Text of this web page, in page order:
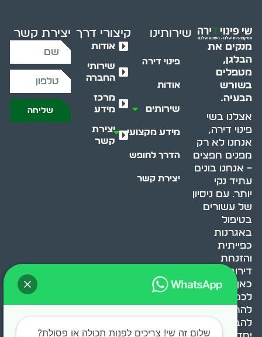
מנקים את
הבלגן,
מטפלים
בשורש
הבעיה.
אצלנו בשי
פינוי דירה,
אנחנו לא רק
מפנים חפצים
– אנחנו בונים
עתיד נקי
יותר. עם ניסיון
של עשורים
בטיפול
באגרנות
כפייתית
והזנחת
דירות, אנחנו
כאן כדי לעזור
לכם
להתמודד,
להבין ולשנות.
שירותינו
פינוי דירה
אודות
שירותים
מידע מקצועי
הדרך לחופש
יצירת קשר
קיצורי דרך
אודות
שירותי
החברה
מרכז
מידע
יצירת
קשר
יצירת קשר
שליחה
שלום זה שי! צריכים לפנות תכולה או פסולת?